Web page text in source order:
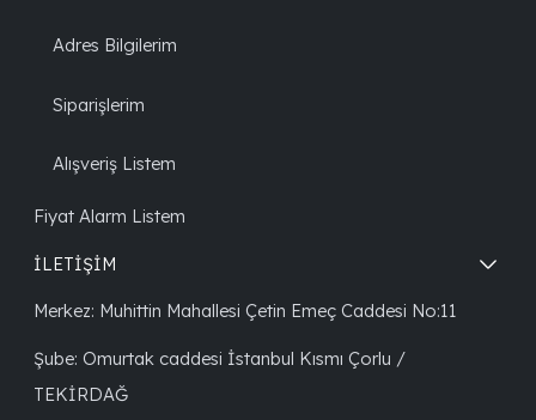
Adres Bilgilerim
Siparişlerim
Alışveriş Listem
Fiyat Alarm Listem
İLETİŞİM
Merkez: Muhittin Mahallesi Çetin Emeç Caddesi No:11
Şube: Omurtak caddesi İstanbul Kısmı Çorlu /
TEKİRDAĞ